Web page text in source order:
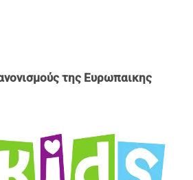
της Ευρωπαικης